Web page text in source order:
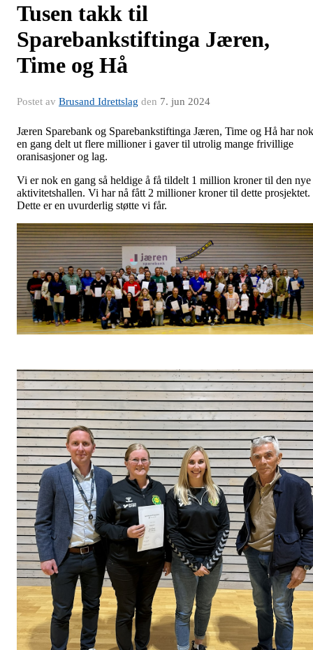
Tusen takk til
Sparebankstiftinga Jæren,
Time og Hå
Postet av Brusand Idrettslag den 7. jun 2024
Jæren Sparebank og Sparebankstiftinga Jæren, Time og Hå har nok
en gang delt ut flere millioner i gaver til utrolig mange frivillige
oranisasjoner og lag.
Vi er nok en gang så heldige å få tildelt 1 million kroner til den nye
aktivitetshallen. Vi har nå fått 2 millioner kroner til dette prosjektet.
Dette er en uvurderlig støtte vi får.